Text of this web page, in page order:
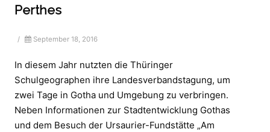
Perthes
/ September 18, 2016
In diesem Jahr nutzten die Thüringer
Schulgeographen ihre Landesverbandstagung, um
zwei Tage in Gotha und Umgebung zu verbringen.
Neben Informationen zur Stadtentwicklung Gothas
und dem Besuch der Ursaurier-Fundstätte „Am